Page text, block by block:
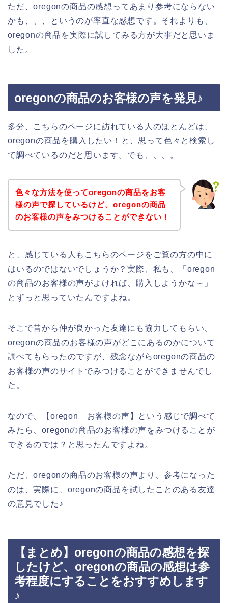
ただ、oregonの商品の感想ってあまり参考にならない
かも、、、というのが率直な感想です。それよりも、
oregonの商品を実際に試してみる方が大事だと思いま
した。
oregonの商品のお客様の声を発見♪
多分、こちらのページに訪れている人のほとんどは、
oregonの商品を購入したい！と、思って色々と検索し
て調べているのだと思います。でも、、、。
色々な方法を使ってoregonの商品をお客
様の声で探しているけど、oregonの商品
のお客様の声をみつけることができない！
と、感じている人もこちらのページをご覧の方の中に
はいるのではないでしょうか？実際、私も、「oregon
の商品のお客様の声がよければ、購入しようかな～」
とずっと思っていたんですよね。
そこで昔から仲が良かった友達にも協力してもらい、
oregonの商品のお客様の声がどこにあるのかについて
調べてもらったのですが、残念ながらoregonの商品の
お客様の声のサイトでみつけることができませんでし
た。
なので、【oregon お客様の声】という感じで調べて
みたら、oregonの商品のお客様の声をみつけることが
できるのでは？と思ったんですよね。
ただ、oregonの商品のお客様の声より、参考になった
のは、実際に、oregonの商品を試したことのある友達
の意見でした♪
【まとめ】oregonの商品の感想を探
したけど、oregonの商品の感想は参
考程度にすることをおすすめします
♪